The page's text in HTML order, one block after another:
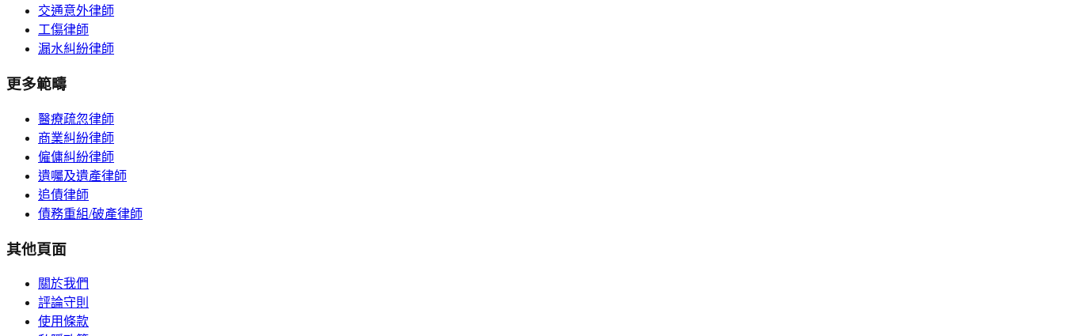
交通意外律師
工傷律師
漏水糾紛律師
更多範疇
醫療疏忽律師
商業糾紛律師
僱傭糾紛律師
遺囑及遺產律師
追債律師
債務重組/破產律師
其他頁面
關於我們
評論守則
使用條款